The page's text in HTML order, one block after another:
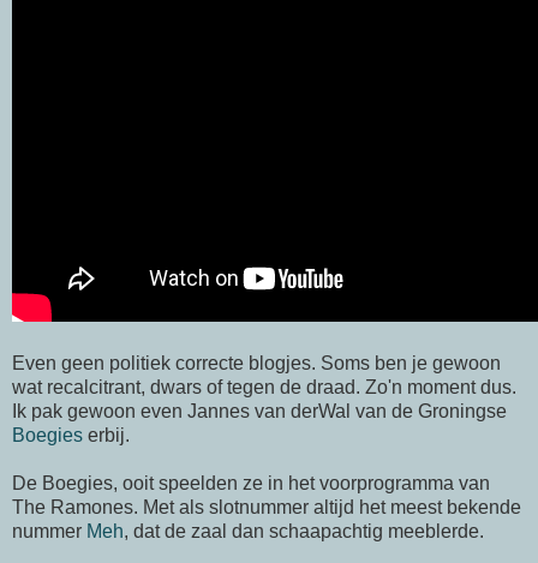
Even geen politiek correcte blogjes. Soms ben je gewoon
wat recalcitrant, dwars of tegen de draad. Zo'n moment dus.
Ik pak gewoon even Jannes van derWal van de Groningse
Boegies erbij.
De Boegies, ooit speelden ze in het voorprogramma van
The Ramones. Met als slotnummer altijd het meest bekende
nummer Meh, dat de zaal dan schaapachtig meeblerde.